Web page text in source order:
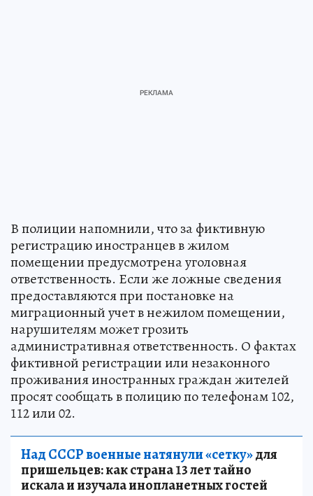
В полиции напомнили, что за фиктивную
регистрацию иностранцев в жилом
помещении предусмотрена уголовная
ответственность. Если же ложные сведения
предоставляются при постановке на
миграционный учет в нежилом помещении,
нарушителям может грозить
административная ответственность. О фактах
фиктивной регистрации или незаконного
проживания иностранных граждан жителей
просят сообщать в полицию по телефонам 102,
112 или 02.
Над СССР военные натянули «сетку»для
пришельцев: как страна 13 лет тайно
искала и изучала инопланетных гостей